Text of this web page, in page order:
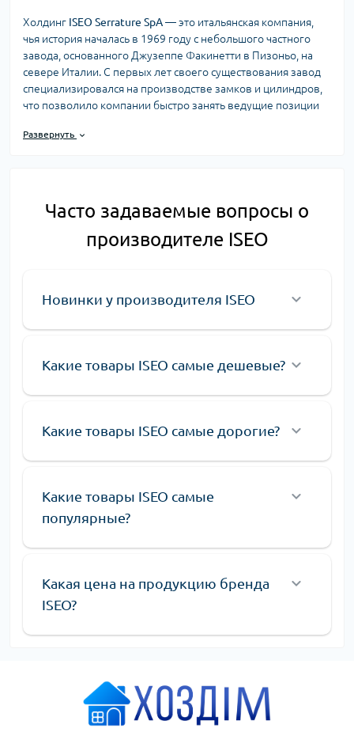
Холдинг ISEO Serrature SpA— это итальянская компания,
чья история началась в 1969 году с небольшого частного
завода, основанного Джузеппе Факинетти в Пизоньо, на
севере Италии. С первых лет своего существования завод
специализировался на производстве замков и цилиндров,
что позволило компании быстро занять ведущие позиции
международным лидером в области дверной фурнитуры,
локального предприятия до крупного международного
концерна с многочисленными подразделениями по всему
миру. Уже к концу 1990-х годов компания превратилась в
инновациям в производстве дверной фурнитуры. За более
потребителей, так и профессионалов отрасли.
Сегодня компания ISEO предлагает широкий ассортимент
механизмы и другие виды фурнитуры, которые сочетают в
современным требованиям безопасности и комфорта.
Ассортимент продукции ISEO
разнообразные дверные механизмы, рассчитанные на
разные типы дверей и условия эксплуатации. Ассортимент
ожиданиям и потребностям клиентов. Основные категории
Дверные замки:
Надежные решения для входных и
межкомнатных дверей, разработанные с учетом
Другая фурнитура:
Комплектующие и аксессуары,
которые обеспечивают надежность и долговечность
дверных систем.
Развернуть
Часто задаваемые вопросы о
производителе ISEO
Новинки у производителя ISEO
Какие товары ISEO самые дешевые?
Какие товары ISEO самые дорогие?
Какие товары ISEO самые
популярные?
Какая цена на продукцию бренда
ISEO?